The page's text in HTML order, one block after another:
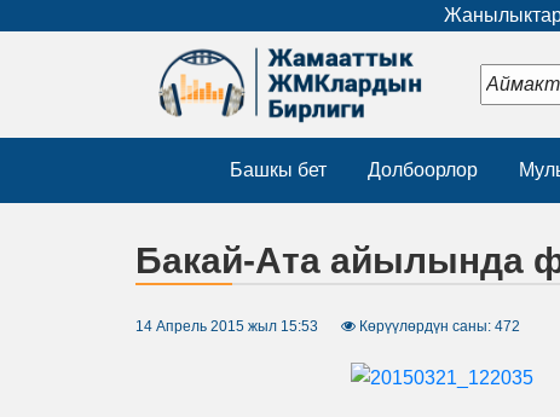
Башкы бет Долбоорлор
Бакай-Ата айылында
14 Апрель 2015 жыл 15:53 Көрүүлөрдүн саны: 472